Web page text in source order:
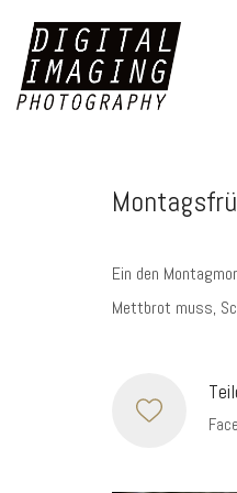
Ein den
Mettbrot muss,